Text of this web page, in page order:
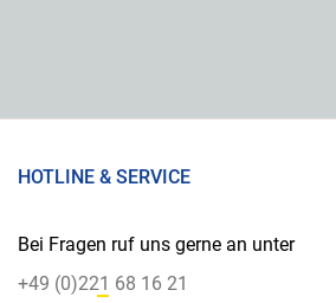
HOTLINE & SERVICE
Bei Fragen ruf uns gerne an unter
+49 (0)221 68 16 21